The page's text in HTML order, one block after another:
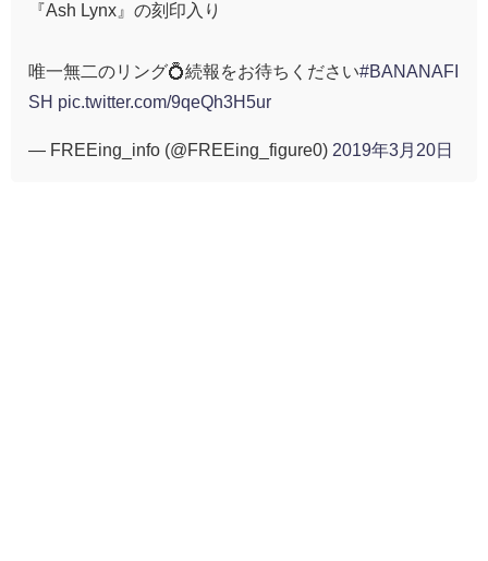
『Ash Lynx』の刻印入り
唯一無二のリング💍続報をお待ちください#BANANAFI
SH pic.twitter.com/9qeQh3H5ur
— FREEing_info (@FREEing_figure0) 2019年3月20日